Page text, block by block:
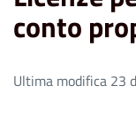
conto
Ultima modifica 23